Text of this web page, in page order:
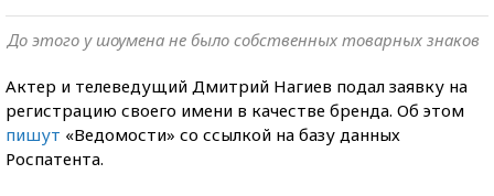
До этого у шоумена не было собственных товарных знаков
Актер и телеведущий Дмитрий Нагиев подал заявку на
регистрацию своего имени в качестве бренда. Об этом
пишут «Ведомости» со ссылкой на базу данных
Роспатента.